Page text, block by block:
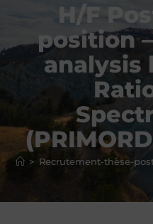
H/F
position
analysis
> Recrutement-thèse-